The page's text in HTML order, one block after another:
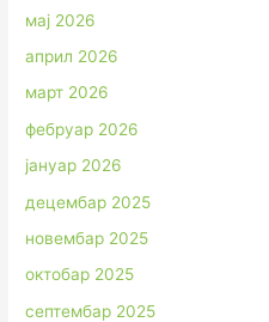
мај 2026
април 2026
март 2026
фебруар 2026
јануар 2026
децембар 2025
новембар 2025
октобар 2025
септембар 2025